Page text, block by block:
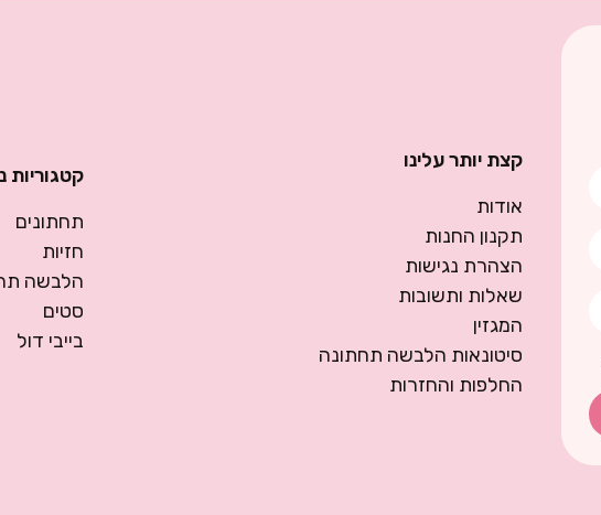
קצת יותר עלינו
אודות
תקנון החנות
הצהרת נגישות
שאלות ותשובות
המגזין
סיטונאות הלבשה תחתונה
החלפות והחזרות
קטגוריות
תחתונים
חזיות
הלבשה
סטים
בייבי דול